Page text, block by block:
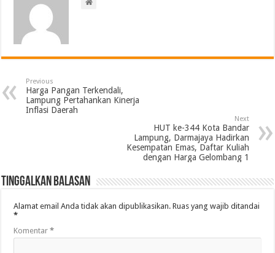
Previous
Harga Pangan Terkendali,
Lampung Pertahankan Kinerja
Inflasi Daerah
Next
HUT ke-344 Kota Bandar
Lampung, Darmajaya Hadirkan
Kesempatan Emas, Daftar Kuliah
dengan Harga Gelombang 1
Tinggalkan Balasan
Alamat email Anda tidak akan dipublikasikan. Ruas yang wajib ditandai
*
Komentar*